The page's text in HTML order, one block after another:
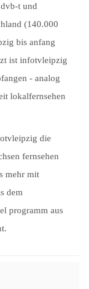
t und
(140.000
bis anfang
ist infotvleipzig
- analog
lokalfernsehen
die
fernsehen
mehr mit
dem
programm aus